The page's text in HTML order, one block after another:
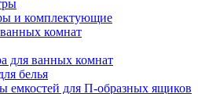
и комплектующие
комнат
для ванных комнат
белья
емкостей для П-образных ящиков